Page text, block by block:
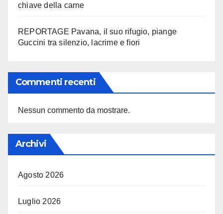
chiave della carne
REPORTAGE Pavana, il suo rifugio, piange
Guccini tra silenzio, lacrime e fiori
Commenti recenti
Nessun commento da mostrare.
Archivi
Agosto 2026
Luglio 2026